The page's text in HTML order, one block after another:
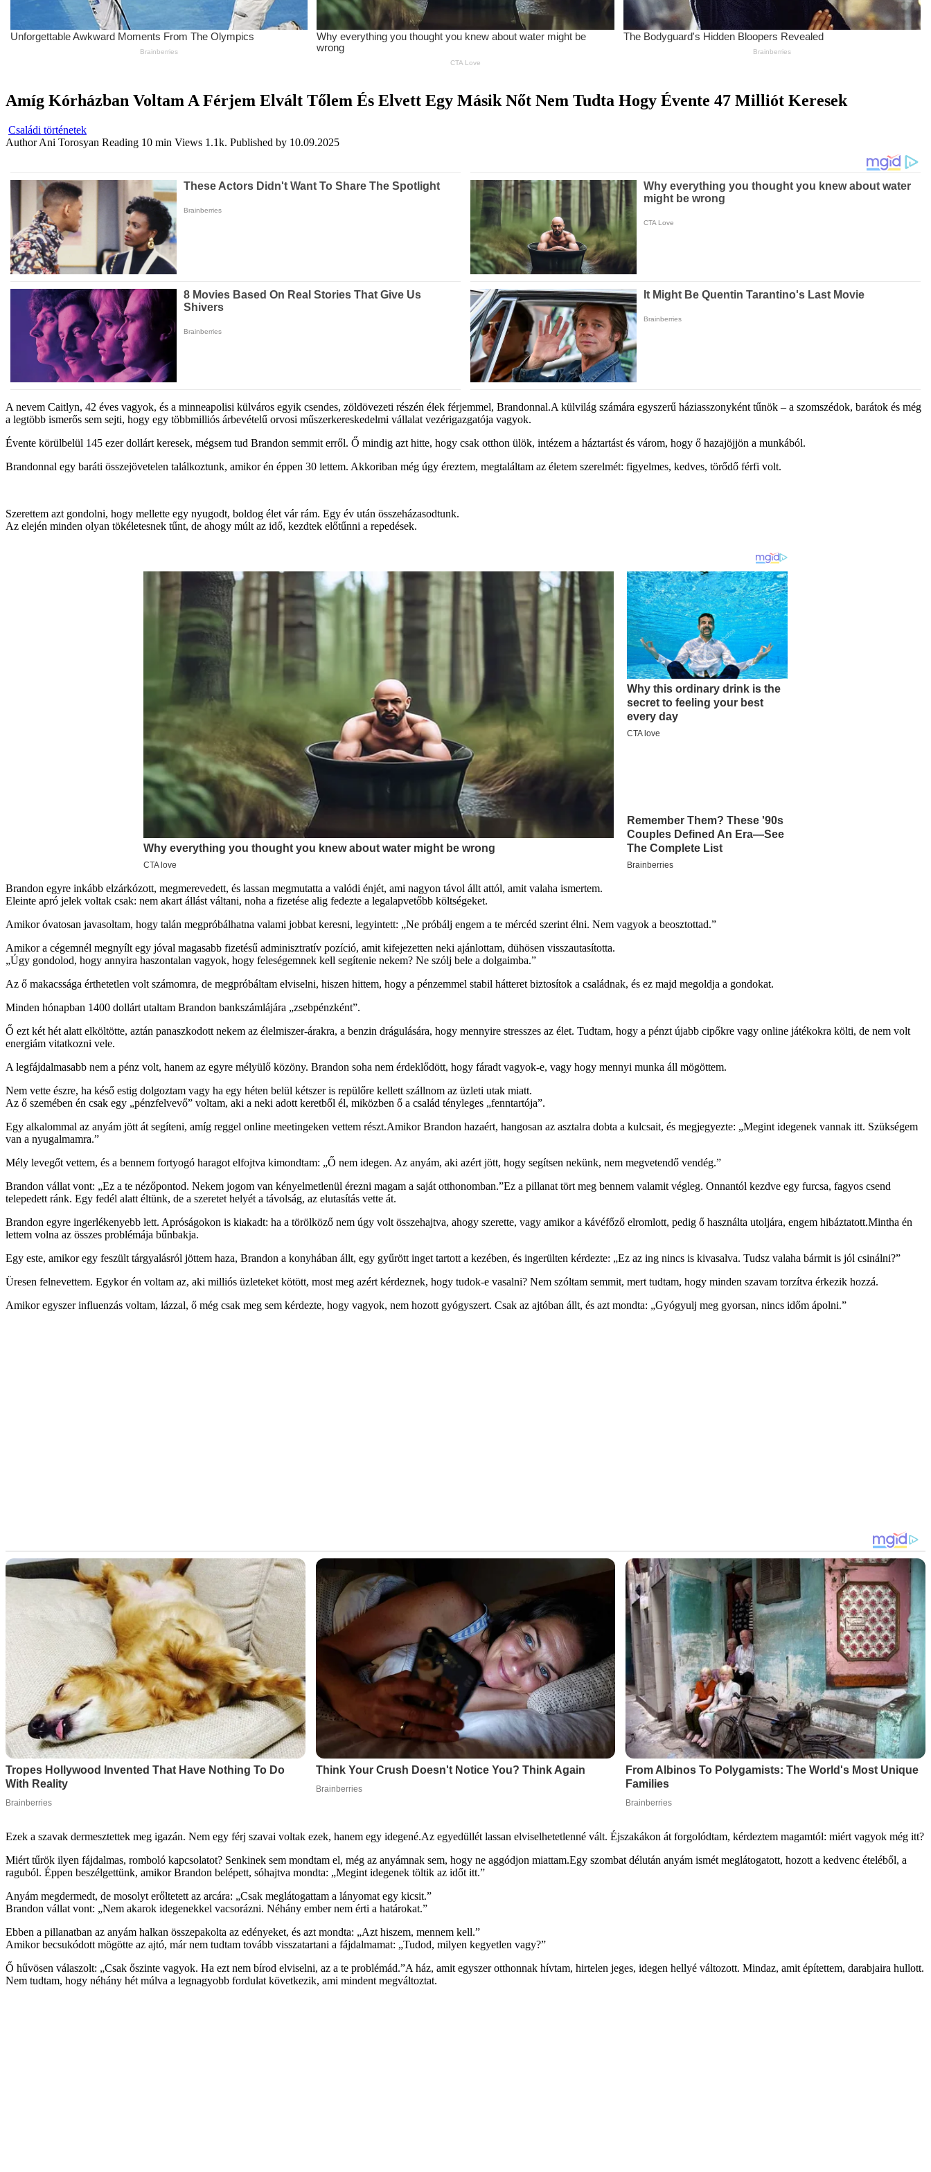
Amíg Kórházban Voltam A Férjem Elvált Tőlem És Elvett Egy Másik Nőt Nem Tudta Hogy Évente 47 Milliót Keresek
Családi történetek
Author Ani Torosyan Reading 10 min Views 1.1k. Published by 10.09.2025
A nevem Caitlyn, 42 éves vagyok, és a minneapolisi külváros egyik csendes, zöldövezeti részén élek férjemmel, Brandonnal.A külvilág számára egyszerű háziasszonyként tűnök – a szomszédok, barátok és még
a legtöbb ismerős sem sejti, hogy egy többmilliós árbevételű orvosi műszerkereskedelmi vállalat vezérigazgatója vagyok.
Évente körülbelül 145 ezer dollárt keresek, mégsem tud Brandon semmit erről. Ő mindig azt hitte, hogy csak otthon ülök, intézem a háztartást és várom, hogy ő hazajöjjön a munkából.
Brandonnal egy baráti összejövetelen találkoztunk, amikor én éppen 30 lettem. Akkoriban még úgy éreztem, megtaláltam az életem szerelmét: figyelmes, kedves, törődő férfi volt.
Szerettem azt gondolni, hogy mellette egy nyugodt, boldog élet vár rám. Egy év után összeházasodtunk.
Az elején minden olyan tökéletesnek tűnt, de ahogy múlt az idő, kezdtek előtűnni a repedések.
Brandon egyre inkább elzárkózott, megmerevedett, és lassan megmutatta a valódi énjét, ami nagyon távol állt attól, amit valaha ismertem.
Eleinte apró jelek voltak csak: nem akart állást váltani, noha a fizetése alig fedezte a legalapvetőbb költségeket.
Amikor óvatosan javasoltam, hogy talán megpróbálhatna valami jobbat keresni, legyintett: „Ne próbálj engem a te mércéd szerint élni. Nem vagyok a beosztottad.”
Amikor a cégemnél megnyílt egy jóval magasabb fizetésű adminisztratív pozíció, amit kifejezetten neki ajánlottam, dühösen visszautasította.
„Úgy gondolod, hogy annyira haszontalan vagyok, hogy feleségemnek kell segítenie nekem? Ne szólj bele a dolgaimba.”
Az ő makacssága érthetetlen volt számomra, de megpróbáltam elviselni, hiszen hittem, hogy a pénzemmel stabil hátteret biztosítok a családnak, és ez majd megoldja a gondokat.
Minden hónapban 1400 dollárt utaltam Brandon bankszámlájára „zsebpénzként”.
Ő ezt két hét alatt elköltötte, aztán panaszkodott nekem az élelmiszer-árakra, a benzin drágulására, hogy mennyire stresszes az élet. Tudtam, hogy a pénzt újabb cipőkre vagy online játékokra költi, de nem volt
energiám vitatkozni vele.
A legfájdalmasabb nem a pénz volt, hanem az egyre mélyülő közöny. Brandon soha nem érdeklődött, hogy fáradt vagyok-e, vagy hogy mennyi munka áll mögöttem.
Nem vette észre, ha késő estig dolgoztam vagy ha egy héten belül kétszer is repülőre kellett szállnom az üzleti utak miatt.
Az ő szemében én csak egy „pénzfelvevő” voltam, aki a neki adott keretből él, miközben ő a család tényleges „fenntartója”.
Egy alkalommal az anyám jött át segíteni, amíg reggel online meetingeken vettem részt.Amikor Brandon hazaért, hangosan az asztalra dobta a kulcsait, és megjegyezte: „Megint idegenek vannak itt. Szükségem
van a nyugalmamra.”
Mély levegőt vettem, és a bennem fortyogó haragot elfojtva kimondtam: „Ő nem idegen. Az anyám, aki azért jött, hogy segítsen nekünk, nem megvetendő vendég.”
Brandon vállat vont: „Ez a te nézőpontod. Nekem jogom van kényelmetlenül érezni magam a saját otthonomban.”Ez a pillanat tört meg bennem valamit végleg. Onnantól kezdve egy furcsa, fagyos csend
telepedett ránk. Egy fedél alatt éltünk, de a szeretet helyét a távolság, az elutasítás vette át.
Brandon egyre ingerlékenyebb lett. Apróságokon is kiakadt: ha a törölköző nem úgy volt összehajtva, ahogy szerette, vagy amikor a kávéfőző elromlott, pedig ő használta utoljára, engem hibáztatott.Mintha én
lettem volna az összes problémája bűnbakja.
Egy este, amikor egy feszült tárgyalásról jöttem haza, Brandon a konyhában állt, egy gyűrött inget tartott a kezében, és ingerülten kérdezte: „Ez az ing nincs is kivasalva. Tudsz valaha bármit is jól csinálni?”
Üresen felnevettem. Egykor én voltam az, aki milliós üzleteket kötött, most meg azért kérdeznek, hogy tudok-e vasalni? Nem szóltam semmit, mert tudtam, hogy minden szavam torzítva érkezik hozzá.
Amikor egyszer influenzás voltam, lázzal, ő még csak meg sem kérdezte, hogy vagyok, nem hozott gyógyszert. Csak az ajtóban állt, és azt mondta: „Gyógyulj meg gyorsan, nincs időm ápolni.”
Ezek a szavak dermesztettek meg igazán. Nem egy férj szavai voltak ezek, hanem egy idegené.Az egyedüllét lassan elviselhetetlenné vált. Éjszakákon át forgolódtam, kérdeztem magamtól: miért vagyok még itt?
Miért tűrök ilyen fájdalmas, romboló kapcsolatot? Senkinek sem mondtam el, még az anyámnak sem, hogy ne aggódjon miattam.Egy szombat délután anyám ismét meglátogatott, hozott a kedvenc ételéből, a
raguból. Éppen beszélgettünk, amikor Brandon belépett, sóhajtva mondta: „Megint idegenek töltik az időt itt.”
Anyám megdermedt, de mosolyt erőltetett az arcára: „Csak meglátogattam a lányomat egy kicsit.”
Brandon vállat vont: „Nem akarok idegenekkel vacsorázni. Néhány ember nem érti a határokat.”
Ebben a pillanatban az anyám halkan összepakolta az edényeket, és azt mondta: „Azt hiszem, mennem kell.”
Amikor becsukódott mögötte az ajtó, már nem tudtam tovább visszatartani a fájdalmamat: „Tudod, milyen kegyetlen vagy?”
Ő hűvösen válaszolt: „Csak őszinte vagyok. Ha ezt nem bírod elviselni, az a te problémád.”A ház, amit egyszer otthonnak hívtam, hirtelen jeges, idegen hellyé változott. Mindaz, amit építettem, darabjaira hullott.
Nem tudtam, hogy néhány hét múlva a legnagyobb fordulat következik, ami mindent megváltoztat.